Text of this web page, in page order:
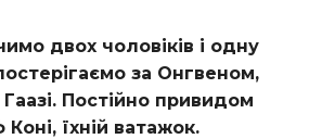
двох чоловіків і одну
за Онгвеном,
Постійно привидом
їхній ватажок.